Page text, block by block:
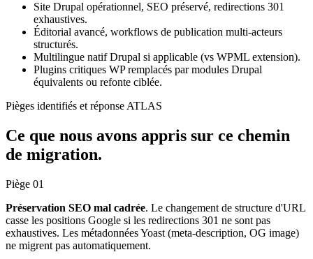
Site Drupal opérationnel, SEO préservé, redirections 301
exhaustives.
Éditorial avancé, workflows de publication multi-acteurs
structurés.
Multilingue natif Drupal si applicable (vs WPML extension).
Plugins critiques WP remplacés par modules Drupal
équivalents ou refonte ciblée.
Pièges identifiés et réponse ATLAS
Ce que nous avons appris sur ce chemin
de migration.
Piège 01
Préservation SEO mal cadrée. Le changement de structure d'URL
casse les positions Google si les redirections 301 ne sont pas
exhaustives. Les métadonnées Yoast (meta-description, OG image)
ne migrent pas automatiquement.